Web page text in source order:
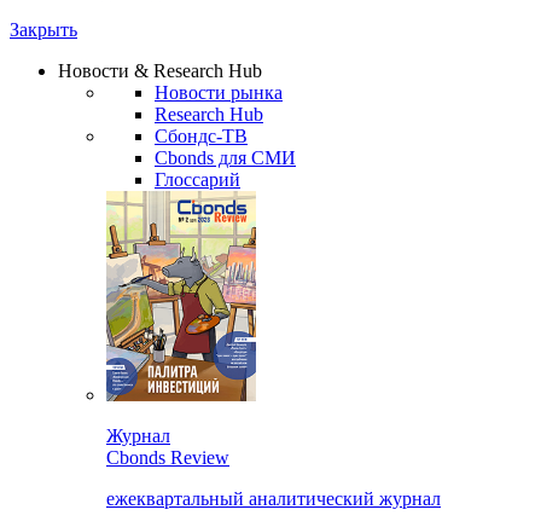
Закрыть
Новости & Research Hub
Новости рынка
Research Hub
Сбондс-ТВ
Cbonds для СМИ
Глоссарий
Журнал
Cbonds Review
ежеквартальный аналитический журнал